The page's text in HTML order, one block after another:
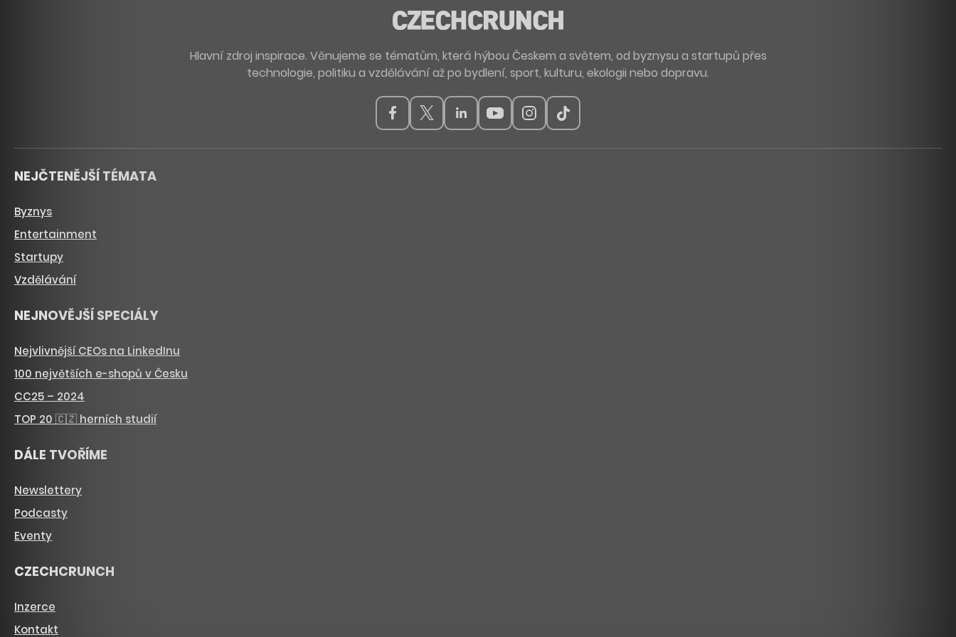
Hlavní zdroj inspirace. Věnujeme se tématům, která hýbou Českem a světem, od byznysu a startupů přes
technologie, politiku a vzdělávání až po bydlení, sport, kulturu, ekologii nebo dopravu.
NEJČTENĚJŠÍ TÉMATA
Byznys
Entertainment
Startupy
Vzdělávání
NEJNOVĚJŠÍ SPECIÁLY
Nejvlivnější CEOs na LinkedInu
100 největších e-shopů v Česku
CC25 – 2024
TOP 20 🇨🇿 herních studií
DÁLE TVOŘÍME
Newslettery
Podcasty
Eventy
CZECHCRUNCH
Inzerce
Kontakt